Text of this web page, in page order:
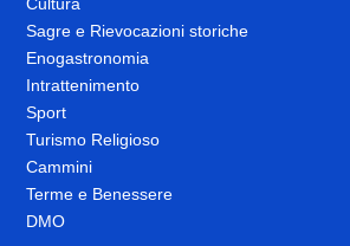
Sagre e Rievocazioni storiche
Enogastronomia
Intrattenimento
Sport
Turismo Religioso
Cammini
Terme e Benessere
DMO